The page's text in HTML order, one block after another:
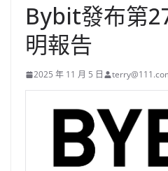
Bybit發布第
明報告
2025 年 11 月 5 日